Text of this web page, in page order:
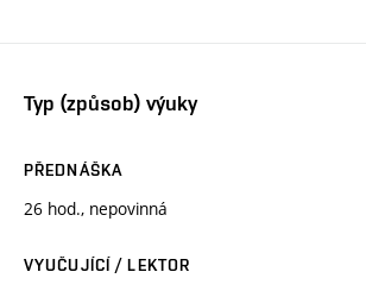
Typ (způsob) výuky
PŘEDNÁŠKA
26 hod., nepovinná
VYUČUJÍCÍ / LEKTOR